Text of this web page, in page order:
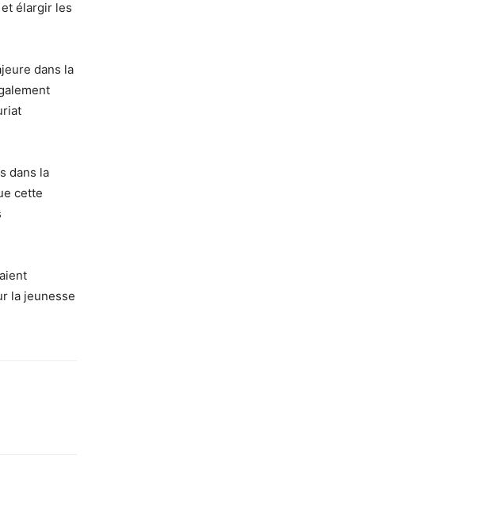
élargir les
dans la
dans la
cette
la jeunesse